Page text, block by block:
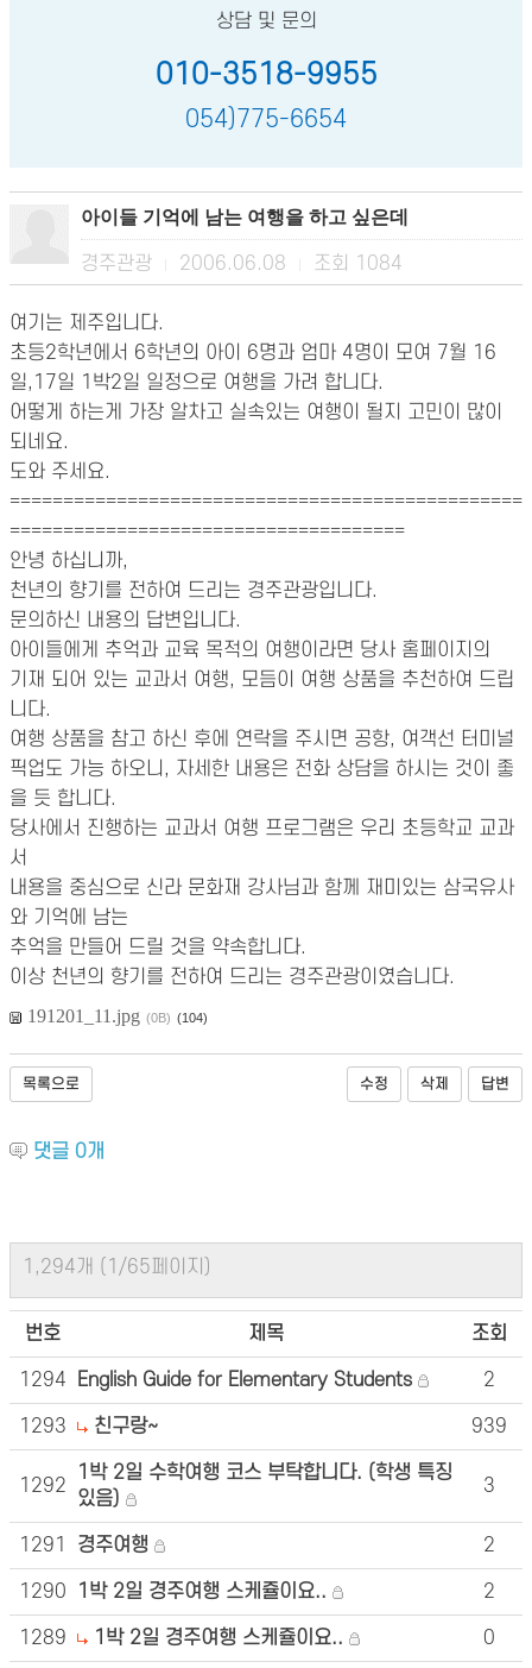
상담 및 문의
010-3518-9955
054)775-6654
아이들 기억에 남는 여행을 하고 싶은데
경주관광 2006.06.08 조회 1084
여기는 제주입니다.
초등2학년에서 6학년의 아이 6명과 엄마 4명이 모여 7월 16
일,17일 1박2일 일정으로 여행을 가려 합니다.
어떻게 하는게 가장 알차고 실속있는 여행이 될지 고민이 많이
되네요.
도와 주세요.
================================================
=====================================
안녕 하십니까,
천년의 향기를 전하여 드리는 경주관광입니다.
문의하신 내용의 답변입니다.
아이들에게 추억과 교육 목적의 여행이라면 당사 홈페이지의
기재 되어 있는 교과서 여행, 모듬이 여행 상품을 추천하여 드립
니다.
여행 상품을 참고 하신 후에 연락을 주시면 공항, 여객선 터미널
픽업도 가능 하오니, 자세한 내용은 전화 상담을 하시는 것이 좋
을 듯 합니다.
당사에서 진행하는 교과서 여행 프로그램은 우리 초등학교 교과
서
내용을 중심으로 신라 문화재 강사님과 함께 재미있는 삼국유사
와 기억에 남는
추억을 만들어 드릴 것을 약속합니다.
이상 천년의 향기를 전하여 드리는 경주관광이였습니다.
191201_11.jpg (0B) (104)
목록으로 수정 삭제 답변
댓글 0개
1,294개 (1/65페이지)
번호 제목 조회
1294 English Guide for Elementary Students 2
1293 친구랑~ 939
1292
1박 2일 수학여행 코스 부탁합니다. (학생 특징
있음)
3
1291 경주여행 2
1290 1박 2일 경주여행 스케쥴이요.. 2
1289 1박 2일 경주여행 스케쥴이요.. 0